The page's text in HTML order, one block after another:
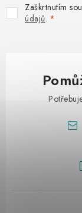
Zaškrtnutím
údajů.